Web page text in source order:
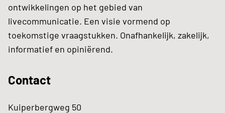
ontwikkelingen op het gebied van
livecommunicatie. Een visie vormend op
toekomstige vraagstukken. Onafhankelijk, zakelijk,
informatief en opiniërend.
Contact
Kuiperbergweg 50